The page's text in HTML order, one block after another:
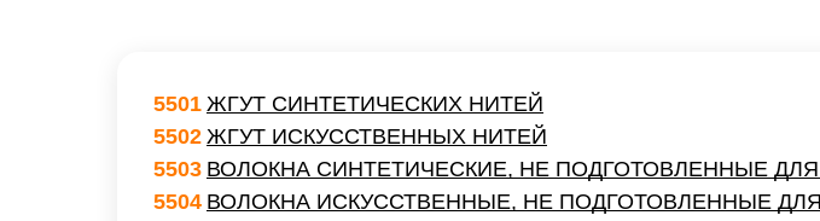
5501 ЖГУТ СИНТЕТИЧЕСКИХ НИТЕЙ
5502 ЖГУТ ИСКУССТВЕННЫХ НИТЕЙ
5503 ВОЛОКНА СИНТЕТИЧЕСКИЕ, НЕ ПОДГОТОВЛЕННЫЕ
5504 ВОЛОКНА ИСКУССТВЕННЫЕ, НЕ ПОДГОТОВЛЕННЫЕ